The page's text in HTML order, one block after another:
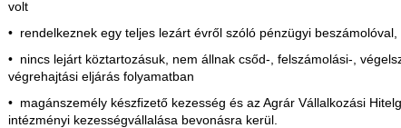
volt
rendelkeznek egy teljes lezárt évről szóló pénzügyi beszámolóval,
nincs lejárt köztartozásuk, nem állnak csőd-, felszámolási-,
végrehajtási eljárás folyamatban
magánszemély készfizető kezesség és az Agrár Vállalkozási
intézményi kezességvállalása bevonásra kerül.